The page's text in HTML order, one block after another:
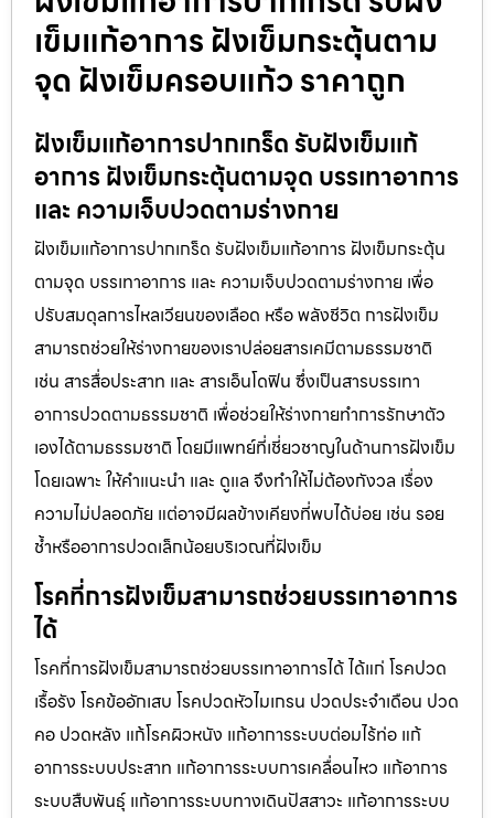
เข็มแก้อาการ ฝังเข็มกระตุ้นตาม
จุด ฝังเข็มครอบแก้ว ราคาถูก
ฝังเข็มแก้อาการปากเกร็ด รับฝังเข็มแก้
อาการ ฝังเข็มกระตุ้นตามจุด บรรเทาอาการ
และ ความเจ็บปวดตามร่างกาย
ฝังเข็มแก้อาการปากเกร็ด รับฝังเข็มแก้อาการ ฝังเข็มกระตุ้น
ตามจุด บรรเทาอาการ และ ความเจ็บปวดตามร่างกาย เพื่อ
ปรับสมดุลการไหลเวียนของเลือด หรือ พลังชีวิต การฝังเข็ม
สามารถช่วยให้ร่างกายของเราปล่อยสารเคมีตามธรรมชาติ
เช่น สารสื่อประสาท และ สารเอ็นโดฟิน ซึ่งเป็นสารบรรเทา
อาการปวดตามธรรมชาติ เพื่อช่วยให้ร่างกายทำการรักษาตัว
เองได้ตามธรรมชาติ โดยมีแพทย์ที่เชี่ยวชาญในด้านการฝังเข็ม
โดยเฉพาะ ให้คำแนะนำ และ ดูแล จึงทำให้ไม่ต้องกังวล เรื่อง
ความไม่ปลอดภัย แต่อาจมีผลข้างเคียงที่พบได้บ่อย เช่น รอย
ช้ำหรืออาการปวดเล็กน้อยบริเวณที่ฝังเข็ม
โรคที่การฝังเข็มสามารถช่วยบรรเทาอาการ
ได้
โรคที่การฝังเข็มสามารถช่วยบรรเทาอาการได้ ได้แก่ โรคปวด
เรื้อรัง โรคข้ออักเสบ โรคปวดหัวไมเกรน ปวดประจําเดือน ปวด
คอ ปวดหลัง แก้โรคผิวหนัง แก้อาการระบบต่อมไร้ท่อ แก้
อาการระบบประสาท แก้อาการระบบการเคลื่อนไหว แก้อาการ
ระบบสืบพันธุ์ แก้อาการระบบทางเดินปัสสาวะ แก้อาการระบบ